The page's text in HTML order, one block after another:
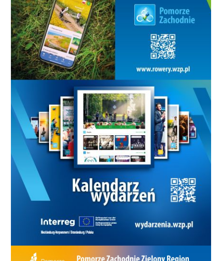
Według lidera koszalińskiego SLD nie do pomyślenia
jest to, aby partia polityczna w trakcie kampanii
wyborczej sfinansowała imprezę masową z okazji
rocznicy swojego istnienia promując przy tym swoje
logo czy stronę internetową wykorzystywaną przez
Komitet Wyborczy oraz pokazując kandydatów w
wyborach. – Takie postępowanie bez wątpienia
zostałoby zaliczone jako prowadzenie agitacji
wyborczej. – uważa Ostaszewski. Przewodniczący
SLD zwrócił się do PKW o sprawdzenie, czy nie doszło
do naruszenia przepisów ordynacji wyborczej
skutkujących koniecznością zaliczenia kosztów
organizacji imprezy w koszty prowadzenia kampanii
wyborczej przez KW Lepszy Koszalin. Dziś trudno
powiedzieć, czy wszystko odbyło się zgodnie z
prawem. Znaków zapytania jest dużo. - Tylko i
wyłącznie wiążąca wykładnia przepisów poczyniona
przez Państwową Komisję Wyborczą jest w stanie
rozwiać wątpliwości w tej sprawie. – słusznie
zamieszczamy: Pełne oświadczenie Moniki Tkaczyk